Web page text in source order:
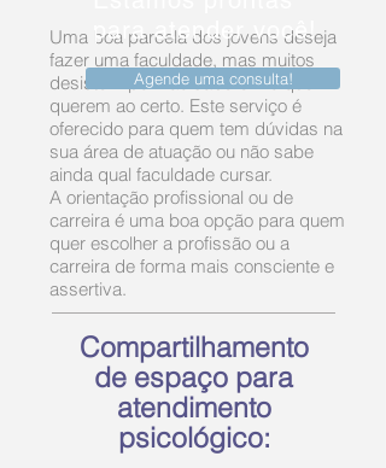
Uma boa parcela dos jovens deseja
fazer uma faculdade, mas muitos
desistem por não saberem o que
querem ao certo. Este serviço é
oferecido para quem tem dúvidas na
sua área de atuação ou não sabe
ainda qual faculdade cursar.
A orientação profissional ou de
carreira é uma boa opção para quem
quer escolher a profissão ou a
carreira de forma mais consciente e
assertiva.
para atender você!
Agende uma consulta!
Compartilhamento
de espaço para
atendimento
psicológico: